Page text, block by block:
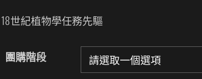
範
圍：
NT$0
NT$30,492
18世紀植物學任務先驅
團購階段